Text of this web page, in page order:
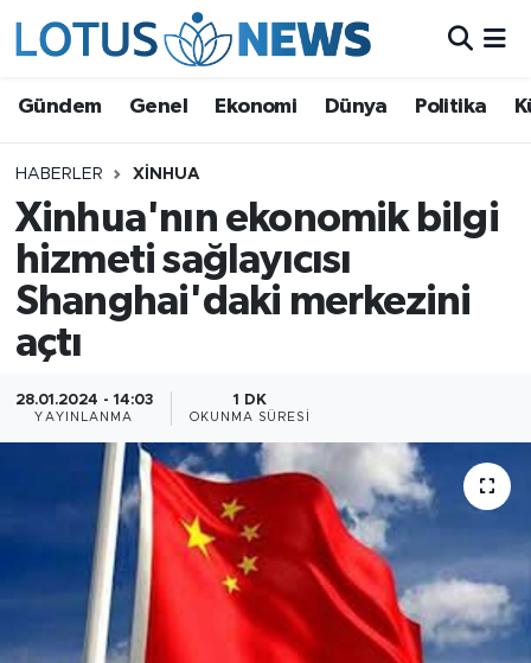
Gündem Genel Ekonomi Dünya Politika
HABERLER XINHUA
Xinhua'nın ekonomik bilgi
hizmeti sağlayıcısı
Shanghai'daki merkezini
açtı
28.01.2024 - 14:03
YAYINLANMA
1 DK
OKUNMA SÜRESI
Ekonomi
Dünya
Politika
Kültür - Sanat ve Tarih
Yaşam
Bilim ve Teknoloji
Çin Fuarları
Gündem
Video